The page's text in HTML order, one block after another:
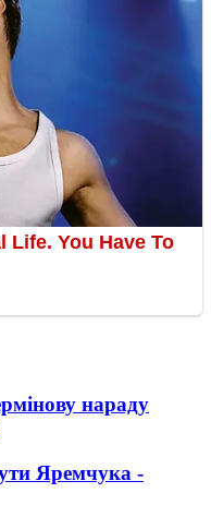
нараду
Яремчука -